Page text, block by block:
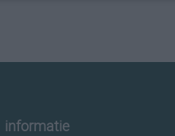
informatie